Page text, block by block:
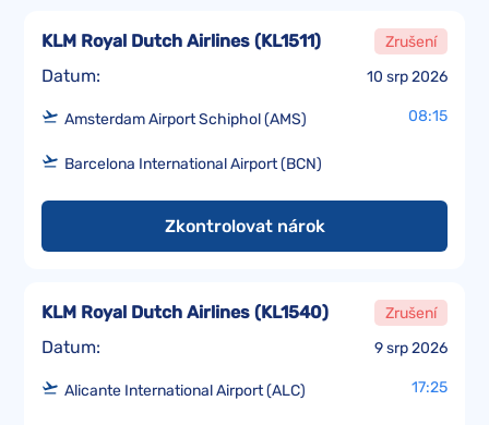
Datum: 10 srp 2026
KLM Royal Dutch Airlines (KL1511) Zrušení
Amsterdam Airport Schiphol (AMS) 08:15
Barcelona International Airport (BCN)
Zkontrolovat nárok
Datum: 9 srp 2026
KLM Royal Dutch Airlines (KL1540) Zrušení
Alicante International Airport (ALC) 17:25